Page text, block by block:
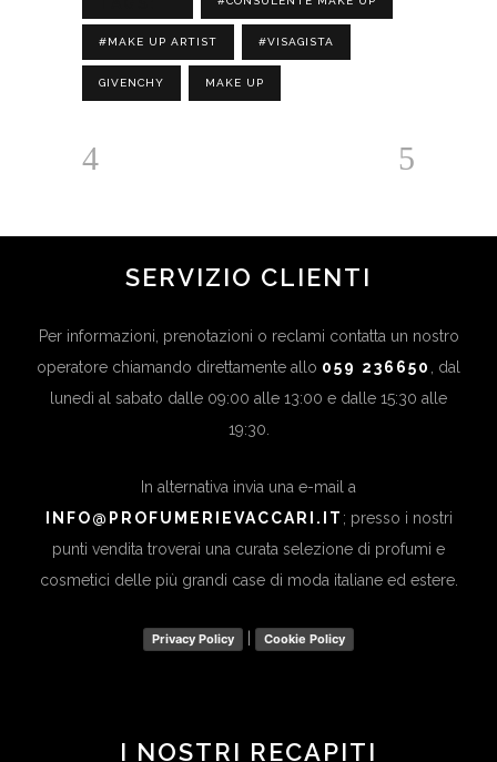
#MAKE UP ARTIST #VISAGISTA
GIVENCHY MAKE UP
SERVIZIO CLIENTI
Per informazioni, prenotazioni o reclami contatta un nostro
operatore chiamando direttamente allo 059 236650
, dal
lunedì al sabato dalle 09:00 alle 13:00 e dalle 15:30 alle
19:30.
In alternativa invia una e-mail a
INFO@PROFUMERIEVACCARI.IT ; presso i nostri
punti vendita troverai una curata selezione di profumi e
cosmetici delle più grandi case di moda italiane ed estere.
Privacy Policy Cookie Policy
I NOSTRI RECAPITI